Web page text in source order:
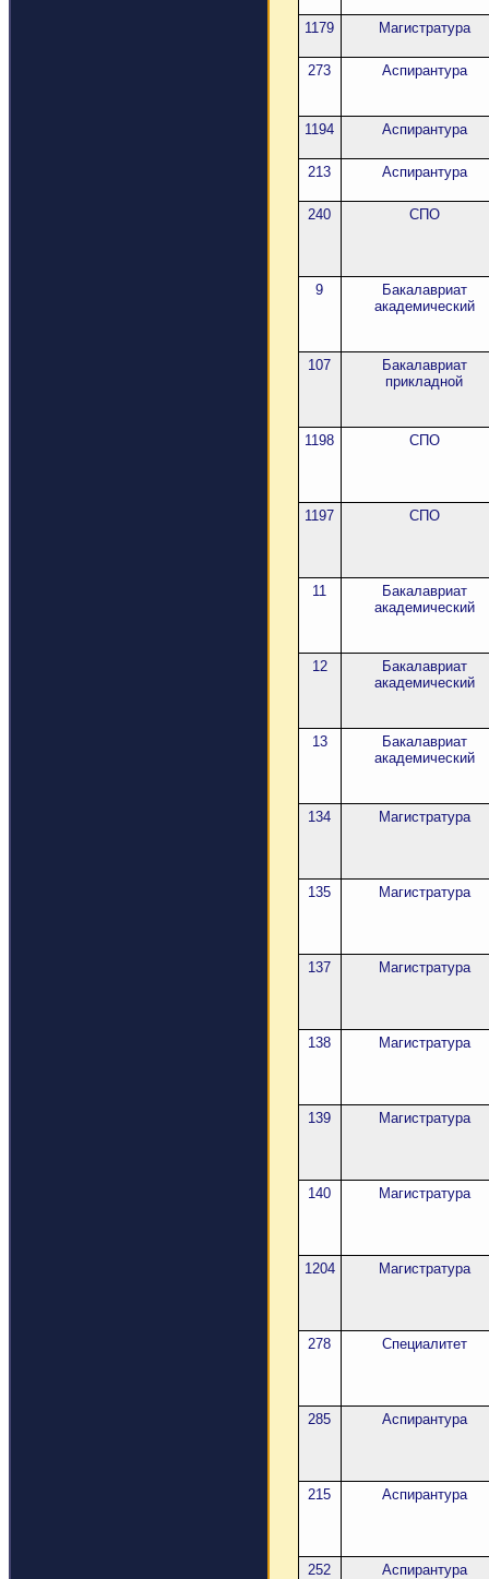
1179 Магистратура
273 Аспирантура
1194 Аспирантура
213 Аспирантура
240 СПО
9
Бакалавриат
академический
107
Бакалавриат
прикладной
1198 СПО
1197 СПО
11
Бакалавриат
академический
12
Бакалавриат
академический
13
Бакалавриат
академический
134 Магистратура
135 Магистратура
137 Магистратура
138 Магистратура
139 Магистратура
140 Магистратура
1204 Магистратура
278 Специалитет
285 Аспирантура
215 Аспирантура
252 Аспирантура